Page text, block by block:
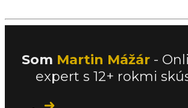
Som Martin Mážár-
expert s 12+ rokmi